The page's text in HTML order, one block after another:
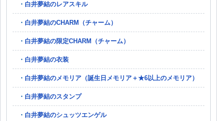
白井夢結のレアスキル
白井夢結のCHARM（チャーム）
白井夢結の限定CHARM（チャーム）
白井夢結の衣装
白井夢結のメモリア（誕生日メモリア＋★6以上のメモリア）
白井夢結のスタンプ
白井夢結のシュッツエンゲル